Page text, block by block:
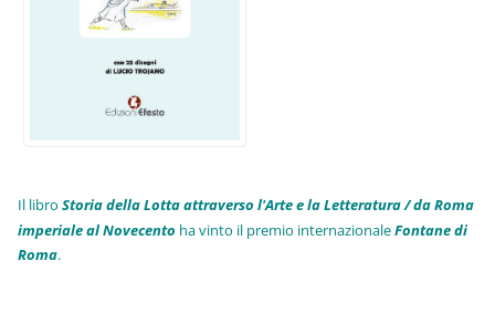
Il libroStoria della Lotta attraverso l'Arte e la Letteratura / da Roma
imperiale al Novecento ha vinto il premio internazionaleFontane di
Roma.